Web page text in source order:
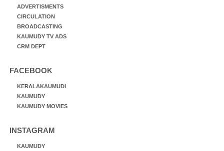
ADVERTISMENTS
CIRCULATION
BROADCASTING
KAUMUDY TV ADS
CRM DEPT
FACEBOOK
KERALAKAUMUDI
KAUMUDY
KAUMUDY MOVIES
INSTAGRAM
KAUMUDY